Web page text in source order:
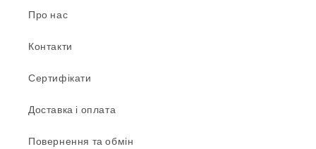
Про нас
Контакти
Сертифікати
Доставка і оплата
Повернення та обмін